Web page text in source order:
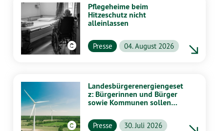
Pflegeheime beim
Hitzeschutz nicht
alleinlassen
Presse 04. August 2026
Landesbürgerenergiengeset
z: Bürgerinnen und Bürger
sowie Kommunen sollen
profitieren
Presse 30. Juli 2026